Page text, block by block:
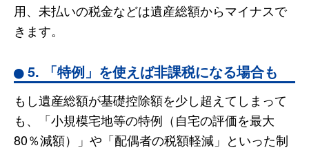
用、未払いの税金などは遺産総額からマイナスで
きます。
5. 「特例」を使えば非課税になる場合も
もし遺産総額が基礎控除額を少し超えてしまって
も、「小規模宅地等の特例（自宅の評価を最大
80％減額）」や「配偶者の税額軽減」といった制